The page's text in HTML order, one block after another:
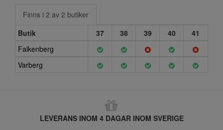
Finns i 2 av 2 butiker
Butik
37 38 39 40
41
Falkenberg
Varberg
LEVERANS INOM 4 DAGAR INOM SVERIGE